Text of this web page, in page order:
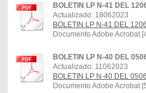
BOLETIN LP N-41 DEL
Actualizado: 18062023
BOLETIN LP N-41 DEL
Documento Adobe Acrobat
BOLETIN LP N-40 DEL
Actualizado: 11062023
BOLETIN LP N-40 DEL
Documento Adobe Acrobat